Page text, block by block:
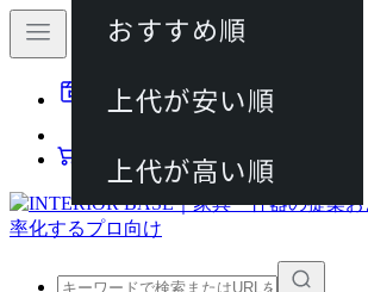
動画マニュアル
カート
おすすめ順
上代が安い順
上代が高い順